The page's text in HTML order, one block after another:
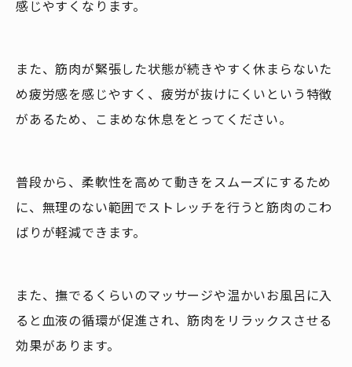
感じやすくなります。
また、筋肉が緊張した状態が続きやすく休まらないた
め疲労感を感じやすく、疲労が抜けにくいという特徴
があるため、こまめな休息をとってください。
普段から、柔軟性を高めて動きをスムーズにするため
に、無理のない範囲でストレッチを行うと筋肉のこわ
ばりが軽減できます。
また、撫でるくらいのマッサージや温かいお風呂に入
ると血液の循環が促進され、筋肉をリラックスさせる
効果があります。